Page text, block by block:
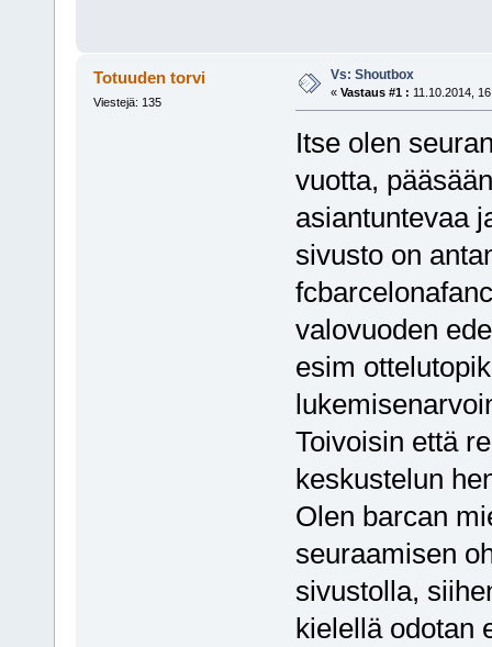
Totuuden torvi
Viestejä: 135
Vs: Shoutbox
« Vastaus #1 : 11.10.2014,
Itse olen
vuotta,
asiantuntevaa
sivusto on
valovuoden
esim
Toivoisin että
keskustelun
Olen barcan
seuraamisen
sivustolla,
kielellä odotan